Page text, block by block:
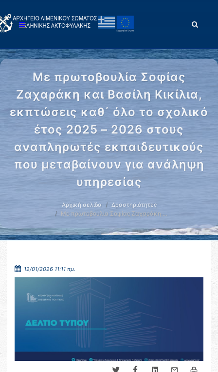
Με πρωτοβουλία Σοφίας
Ζαχαράκη και Βασίλη Κικίλια,
εκπτώσεις καθ΄ όλο το σχολικό
έτος 2025 – 2026 στους
αναπληρωτές εκπαιδευτικούς
που μεταβαίνουν για ανάληψη
υπηρεσίας
Αρχική σελίδα
Δραστηριότητες
Με πρωτοβουλία Σοφίας Ζαχαράκη …
12/01/2026 11:11 πμ.